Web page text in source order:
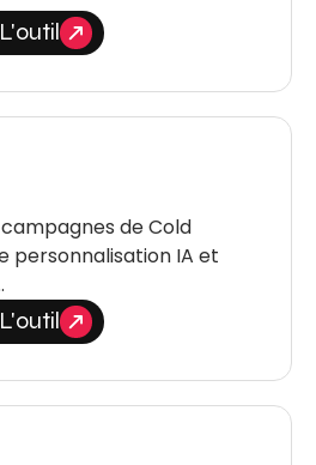
de Cold
personnalisation IA et